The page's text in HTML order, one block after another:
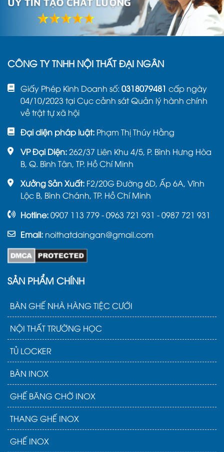
CÔNG TY TNHH NỘI THẤT ĐẠI NGÂN
Giấy Phép Kinh Doanh số: 0318079481 cấp ngày
04/10/2023 tại Cục cảnh sát Quản lý hành chính
về trật tự xã hội
Đại diện pháp luật: Phạm Thị Thúy Hằng
VP Đại Diện:262/37 Liên Khu 4/5, P. Bình Hưng Hòa
B, Q. Bình Tân, TP. Hồ Chí Minh
Xưởng Sản Xuất: F2/20G Đường 6D, Ấp 6A, Vĩnh
Lộc B, Bình Chánh, TP. Hồ Chí Minh
Hotline:0907 113 779 - 0963 721 931 - 0987 721 931
Email: noithatdaingan@gmail.com
SẢN PHẨM CHÍNH
BÀN GHẾ NHÀ HÀNG TIỆC CƯỚI
NỘI THẤT TRƯỜNG HỌC
TỦ LOCKER
BÀN INOX
GHẾ BĂNG CHỜ INOX
THANG GHẾ INOX
GHẾ INOX